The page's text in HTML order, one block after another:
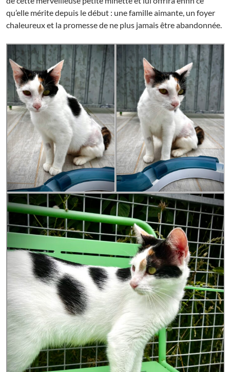
qu’elle mérite depuis le début : une famille aimante, un foyer
chaleureux et la promesse de ne plus jamais être abandonnée.